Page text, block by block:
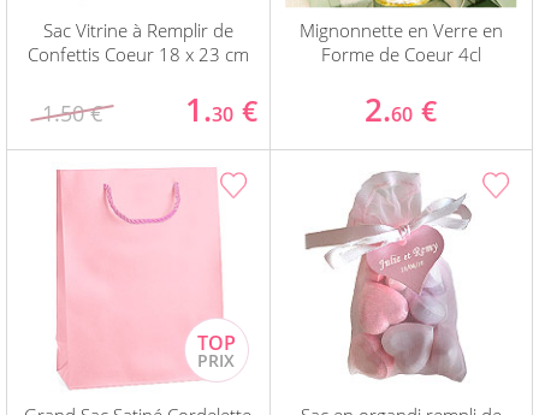
Sac Vitrine à Remplir de
Confettis Coeur 18 x 23 cm
1.50 € 1.30 €
Mignonnette en Verre en
Forme de Coeur 4cl
2.60 €